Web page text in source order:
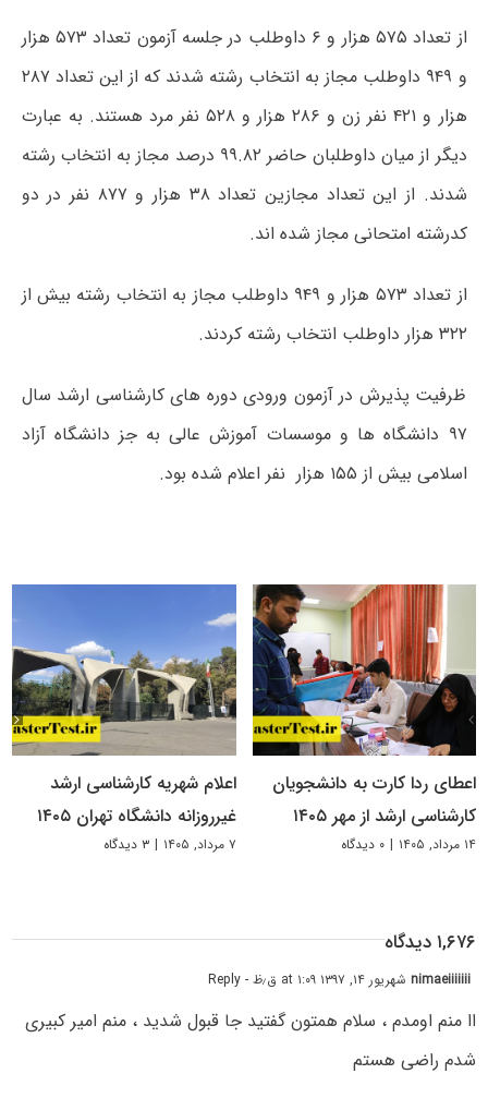
از تعداد ۵۷۵ هزار و ۶ داوطلب در جلسه آزمون تعداد ۵۷۳ هزار
و ۹۴۹ داوطلب مجاز به انتخاب رشته شدند که از این تعداد ۲۸۷
هزار و ۴۲۱ نفر زن و ۲۸۶ هزار و ۵۲۸ نفر مرد هستند. به عبارت
دیگر از میان داوطلبان حاضر ۹۹.۸۲ درصد مجاز به انتخاب رشته
شدند. از این تعداد مجازین تعداد ۳۸ هزار و ۸۷۷ نفر در دو
کدرشته امتحانی مجاز شده اند.
از تعداد ۵۷۳ هزار و ۹۴۹ داوطلب مجاز به انتخاب رشته بیش از
۳۲۲ هزار داوطلب انتخاب رشته کردند.
ظرفیت پذیرش در آزمون ورودی دوره های کارشناسی ارشد سال
۹۷ دانشگاه ها و موسسات آموزش عالی به جز دانشگاه آزاد
اسلامی بیش از ۱۵۵ هزار نفر اعلام شده بود.
اعطای ردا کارت به دانشجویان
کارشناسی ارشد از مهر ۱۴۰۵
۱۴ مرداد, ۱۴۰۵ | ۰ دیدگاه
اعلام شهریه کارشناسی ارشد
غیرروزانه دانشگاه تهران ۱۴۰۵
۷ مرداد, ۱۴۰۵ | ۳ دیدگاه
۱,۶۷۶ دیدگاه
nimaeiiiiiiiشهریور ۱۴, ۱۳۹۷ at ۱:۰۹ ق٫ظ - Reply
اا منم اومدم ، سلام همتون گفتید جا قبول شدید ، منم امیر کبیری
شدم راضی هستم